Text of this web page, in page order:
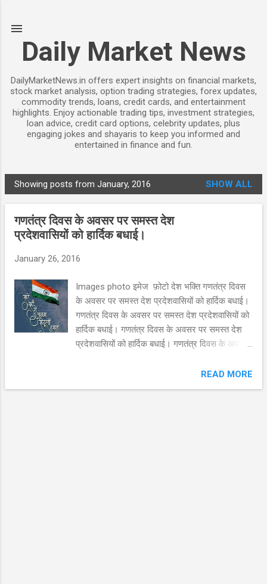
Daily Market News
DailyMarketNews.in offers expert insights on financial markets,
stock market analysis, option trading strategies, forex updates,
commodity trends, loans, credit cards, and entertainment
highlights. Enjoy actionable trading tips, investment strategies,
loan advice, credit card options, celebrity updates, plus
engaging jokes and shayaris to keep you informed and
entertained in finance and fun.
P
o
Showing posts from January, 2016 SHOW ALL
गणतंत्र दिवस के अवसर पर समस्त देश
प्रदेशवासियों को हार्दिक बधाई।
January 26, 2016
Images photo इमेज फ़ोटो देश भक्ति गणतंत्र दिवस
के अवसर पर समस्त देश प्रदेशवासियों को हार्दिक बधाई।
गणतंत्र दिवस के अवसर पर समस्त देश प्रदेशवासियों को
हार्दिक बधाई। गणतंत्र दिवस के अवसर पर समस्त देश
प्रदेशवासियों को हार्दिक बधाई। गणतंत्र दिवस के अवसर
दिवस के अवसर पर समस्त देश प्रदेशवासियों को हार्दिक
READ MORE